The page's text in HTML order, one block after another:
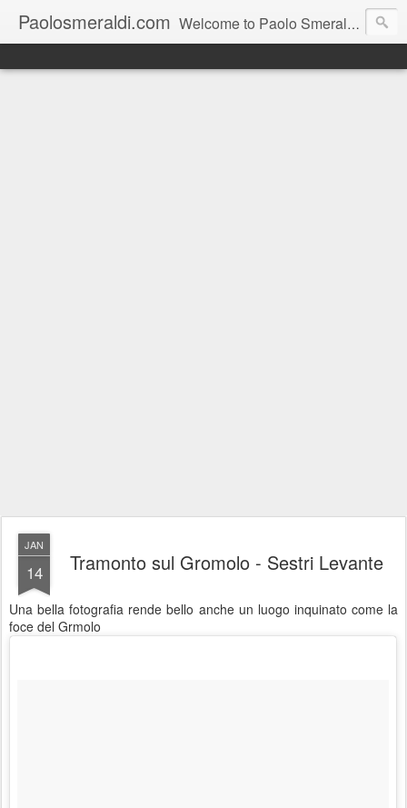
Paolosmeraldi.com Welcome to Paolo Smeraldi's website, online since 2002. Consigliere comunale a Sestri Levante.
JAN
14 Tramonto sul Gromolo - Sestri Levante
Una bella fotografia rende bello anche un luogo inquinato come la
foce del Grmolo